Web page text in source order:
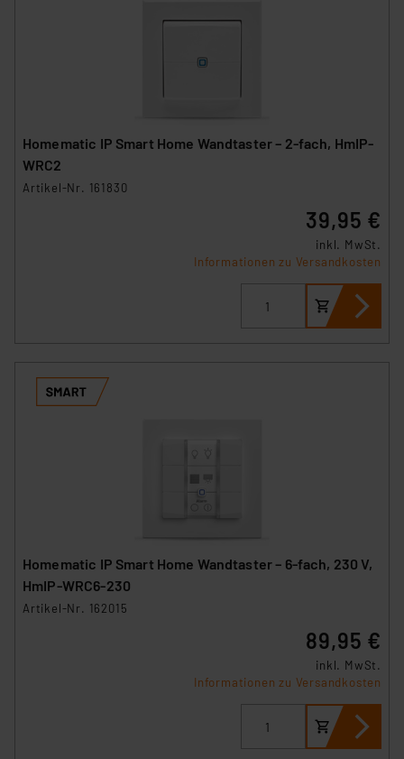
Homematic IP Smart Home Wandtaster – 2-fach, HmIP-
WRC2
Artikel-Nr. 161830
39,95 €
inkl. MwSt.
Informationen zu Versandkosten
Homematic IP Smart Home Wandtaster – 6-fach, 230 V,
HmIP-WRC6-230
Artikel-Nr. 162015
89,95 €
inkl. MwSt.
Informationen zu Versandkosten